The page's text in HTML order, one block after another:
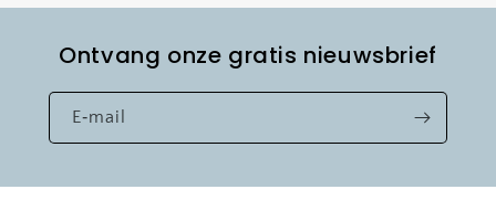
Ontvang onze gratis nieuwsbrief
E‑mail